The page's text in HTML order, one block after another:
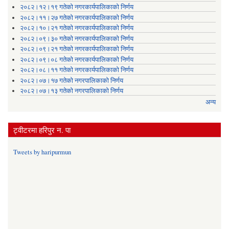
२०८२।१२।१९ गतेको नगरकार्यपालिकाको निर्णय
२०८२।११।२७ गतेको नगरकार्यपालिकाको निर्णय
२०८२।१०।२१ गतेको नगरकार्यपालिकाको निर्णय
२०८२।०९।३० गतेको नगरकार्यपालिकाको निर्णय
२०८२।०९।२१ गतेको नगरकार्यपालिकाको निर्णय
२०८२।०९।०८ गतेको नगरकार्यपालिकाको निर्णय
२०८२।०८।११ गतेको नगरकार्यपालिकाको निर्णय
२०८२।०७।१७ गतेको नगरपालिकाको निर्णय
२०८२।०७।१३ गतेको नगरपालिकाको निर्णय
अन्य
ट्वीटरमा हरिपुर न. पा
Tweets by haripurmun